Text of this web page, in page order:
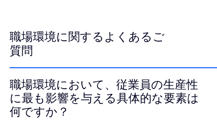
職場環境に関するよくあるご
質問
職場環境において、従業員の生産性
に最も影響を与える具体的な要素は
何ですか？